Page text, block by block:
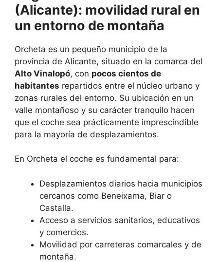
(Alicante): movilidad rural en
un entorno de montaña
Orcheta es un pequeño municipio de la
provincia de Alicante, situado en la comarca del
Alto Vinalopó, con pocos cientos de
habitantes repartidos entre el núcleo urbano y
zonas rurales del entorno. Su ubicación en un
valle montañoso y su carácter tranquilo hacen
que el coche sea prácticamente imprescindible
para la mayoría de desplazamientos.
En Orcheta el coche es fundamental para:
Desplazamientos diarios hacia municipios
cercanos como Beneixama, Biar o
Castalla.
Acceso a servicios sanitarios, educativos
y comercios.
Movilidad por carreteras comarcales y de
montaña.